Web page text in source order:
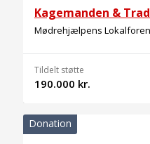
Kagemanden &
Mødrehjælpens
Tildelt støtte
190.000 kr.
Donation